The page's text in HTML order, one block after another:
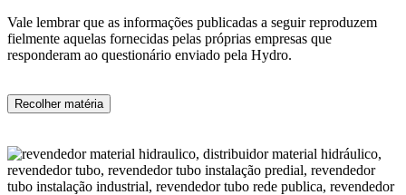
Vale lembrar que as informações publicadas a seguir reproduzem
fielmente aquelas fornecidas pelas próprias empresas que
responderam ao questionário enviado pela Hydro.
Recolher matéria